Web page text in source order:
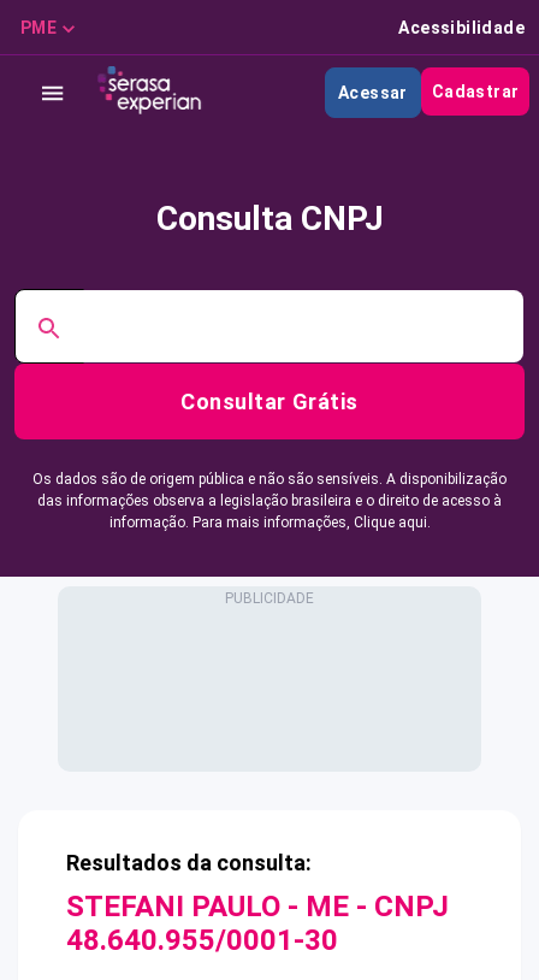
PME Acessibilidade
Acessar Cadastrar
Consulta CNPJ
Consultar Grátis
Os dados são de origem pública e não são sensíveis. A disponibilização
das informações observa a legislação brasileira e o direito de acesso à
informação. Para mais informações, Clique aqui.
Resultados da consulta:
STEFANI PAULO - ME - CNPJ
48.640.955/0001-30